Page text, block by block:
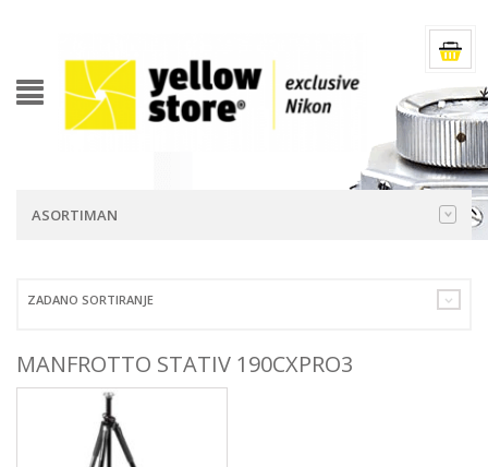
ASORTIMAN
ZADANO SORTIRANJE
MANFROTTO STATIV 190CXPRO3